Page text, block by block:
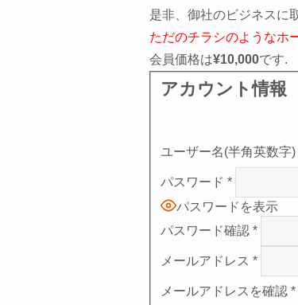
是非、御社のビジネスに
ただのチラシのようなホ
会員価格は¥10,000です.
アカウント情報
ユーザー名(半角英数字)
パスワード *
パスワードを表示
パスワード確認 *
メールアドレス *
メールアドレスを確認 *